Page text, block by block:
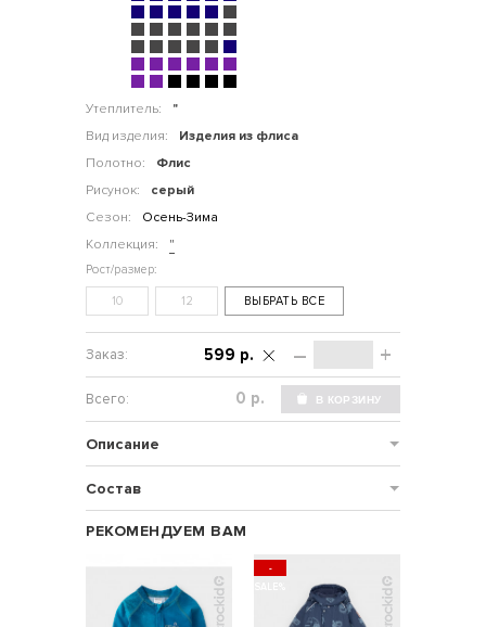
Утеплитель:
"
Вид изделия:
Изделия из флиса
Полотно:
Флис
Рисунок:
серый
Сезон:
Осень-Зима
Коллекция:
"
10 12 ВЫБРАТЬ ВСЕ
– +
599 р.
р.
Описание
Состав
РЕКОМЕНДУЕМ ВАМ
-